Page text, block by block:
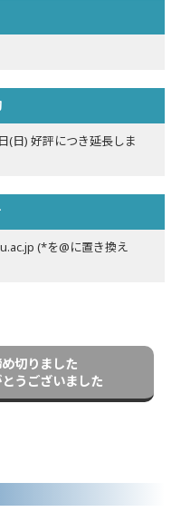
(日) 好評につき延長しま
(*を@に置き換え
切りました
うございました